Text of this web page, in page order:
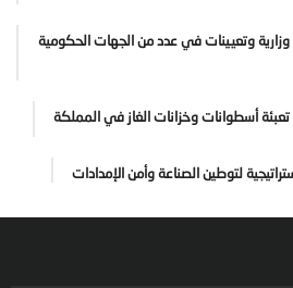
وتعيينات في عدد من الجهات الحكومية
أسطوانات وخزانات الغاز في المملكة
لتوطين الصناعة وأمن الإمدادات